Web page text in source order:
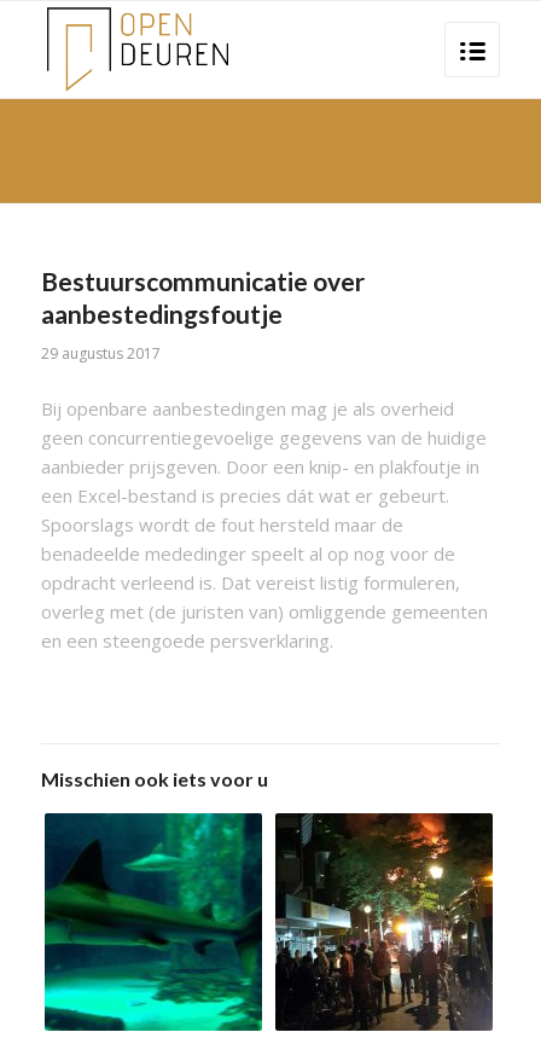
Bestuurscommunicatie over
aanbestedingsfoutje
29 augustus 2017
Bij openbare aanbestedingen mag je als overheid
geen concurrentiegevoelige gegevens van de huidige
aanbieder prijsgeven. Door een knip- en plakfoutje in
een Excel-bestand is precies dát wat er gebeurt.
Spoorslags wordt de fout hersteld maar de
benadeelde mededinger speelt al op nog voor de
opdracht verleend is. Dat vereist listig formuleren,
overleg met (de juristen van) omliggende gemeenten
en een steengoede persverklaring.
Misschien ook iets voor u